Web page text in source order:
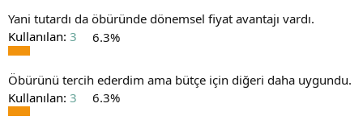
Yani tutardı da öbüründe dönemsel fiyat avantajı vardı.
Kullanılan: 3 6.3%
Öbürünü tercih ederdim ama bütçe için diğeri daha uygundu.
Kullanılan: 3 6.3%